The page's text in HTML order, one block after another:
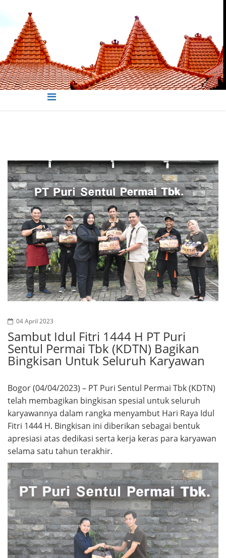
04 April 2023
Sambut Idul Fitri 1444 H PT Puri
Sentul Permai Tbk (KDTN) Bagikan
Bingkisan Untuk Seluruh Karyawan
Bogor (04/04/2023) – PT Puri Sentul Permai Tbk (KDTN)
telah membagikan bingkisan spesial untuk seluruh
karyawannya dalam rangka menyambut Hari Raya Idul
Fitri 1444 H. Bingkisan ini diberikan sebagai bentuk
apresiasi atas dedikasi serta kerja keras para karyawan
selama satu tahun terakhir.